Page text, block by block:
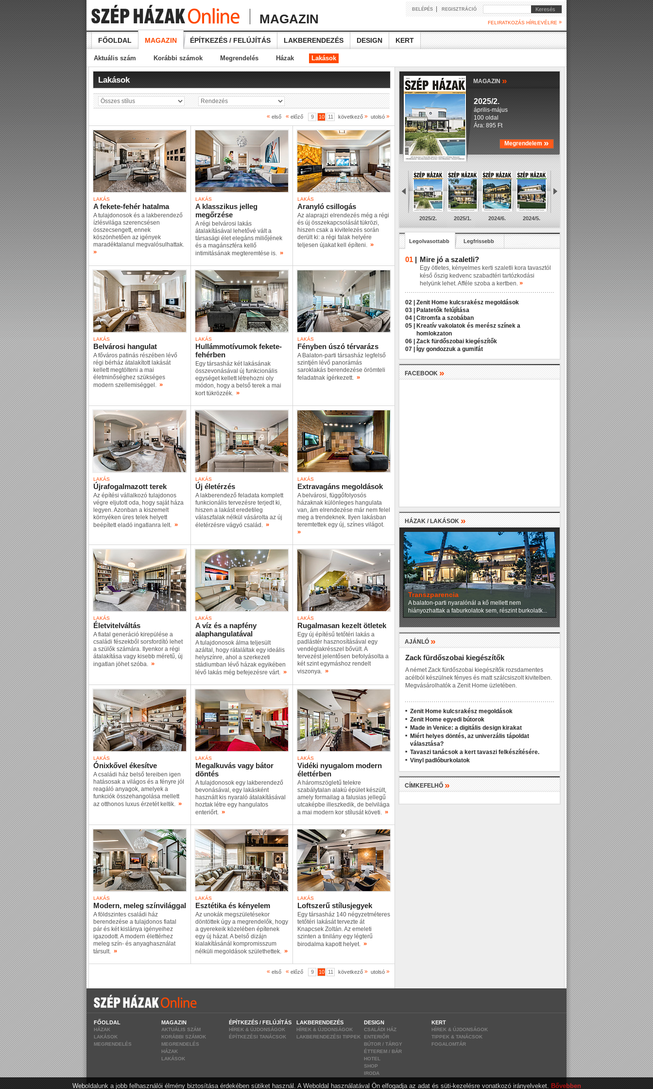
MAGAZIN
BELÉPÉS| REGISZTRÁCIÓ Keresés
FELIRATKOZÁS HÍRLEVÉLRE »
FŐOLDAL MAGAZIN ÉPÍTKEZÉS / FELÚJÍTÁS LAKBERENDEZÉS DESIGN KERT
Aktuális szám Korábbi számok Megrendelés Házak Lakások
Lakások
« első « előző 9 10 11 következő » utolsó »
LAKÁS
A fekete-fehér hatalma
A tulajdonosok és a lakberendező
ízlésvilága szerencsésen
összecsengett, ennek
köszönhetően az igények
maradéktalanul megvalósulhattak.
»
LAKÁS
A klasszikus jelleg
megőrzése
A régi belvárosi lakás
átalakításával lehetővé vált a
társasági élet elegáns miliőjének
és a magánszféra kellő
intimitásának megteremtése is. »
LAKÁS
Aranyló csillogás
Az alaprajzi elrendezés még a régi
és új összekapcsolását tükrözi,
hiszen csak a kivitelezés során
derült ki: a régi falak helyére
teljesen újakat kell építeni. »
LAKÁS
Belvárosi hangulat
A főváros patinás részében lévő
régi bérház átalakított lakását
kellett megtölteni a mai
életminőséghez szükséges
modern szellemiséggel. »
LAKÁS
Hullámmotívumok fekete-
fehérben
Egy társasház két lakásának
összevonásával új funkcionális
egységet kellett létrehozni oly
módon, hogy a belső terek a mai
kort tükrözzék. »
LAKÁS
Fényben úszó térvarázs
A Balaton-parti társasház legfelső
szintjén lévő panorámás
saroklakás berendezése örömteli
feladatnak ígérkezett. »
LAKÁS
Újrafogalmazott terek
Az építési vállalkozó tulajdonos
végre eljutott oda, hogy saját háza
legyen. Azonban a kiszemelt
környéken üres telek helyett
beépített eladó ingatlanra lelt. »
LAKÁS
Új életérzés
A lakberendező feladata komplett
funkcionális tervezésre terjedt ki,
hiszen a lakást eredetileg
válaszfalak nélkül vásárolta az új
életérzésre vágyó család. »
LAKÁS
Extravagáns megoldások
A belvárosi, függőfolyosós
házaknak különleges hangulata
van, ám elrendezése már nem felel
meg a trendeknek. Ilyen lakásban
teremtettek egy új, színes világot.
»
LAKÁS
Életvitelváltás
A fiatal generáció kirepülése a
családi fészekből sorsfordító lehet
a szülők számára. Ilyenkor a régi
átalakítása vagy kisebb méretű, új
ingatlan jöhet szóba. »
LAKÁS
A víz és a napfény
alaphangulatával
A tulajdonosok álma teljesült
azáltal, hogy rátaláltak egy ideális
helyszínre, ahol a szerkezeti
stádiumban lévő házak egyikében
lévő lakás még befejezésre várt. »
LAKÁS
Rugalmasan kezelt ötletek
Egy új építésű tetőtéri lakás a
padlástér hasznosításával egy
vendéglakrésszel bővült. A
tervezést jelentősen befolyásolta a
két szint egymáshoz rendelt
viszonya. »
LAKÁS
Ónixkővel ékesítve
A családi ház belső tereiben igen
hatásosak a világos és a fényre jól
reagáló anyagok, amelyek a
funkciók összehangolása mellett
az otthonos luxus érzetét keltik. »
LAKÁS
Megalkuvás vagy bátor
döntés
A tulajdonosok egy lakberendező
bevonásával, egy lakásként
használt kis nyaraló átalakításával
hoztak létre egy hangulatos
enteriőrt. »
LAKÁS
Vidéki nyugalom modern
élettérben
A háromszögletű telekre
szabálytalan alakú épület készült,
amely formailag a falusias jellegű
utcaképbe illeszkedik, de belvilága
a mai modern kor stílusát követi. »
LAKÁS
Modern, meleg színvilággal
A földszintes családi ház
berendezése a tulajdonos fiatal
pár és két kislánya igényeihez
igazodott. A modern élettérhez
meleg szín- és anyaghasználat
társult. »
LAKÁS
Esztétika és kényelem
Az unokák megszületésekor
döntöttek úgy a megrendelők, hogy
a gyerekeik közelében építenek
egy új házat. A belső dizájn
kialakításánál kompromisszum
nélküli megoldások születhettek. »
LAKÁS
Loftszerű stílusjegyek
Egy társasház 140 négyzetméteres
tetőtéri lakását tervezte át
Knapcsek Zoltán. Az emeleti
szinten a tinilány egy légterű
birodalma kapott helyet. »
« első « előző 9 10 11 következő » utolsó »
MAGAZIN »
2025/2.
április-május
100 oldal
Ára: 895 Ft
Megrendelem »
2025/2. 2025/1. 2024/6. 2024/5.
Legolvasottabb Legfrissebb
01 | Mire jó a szaletli?
Egy ötletes, kényelmes kerti szaletli kora tavasztól
késő őszig kedvenc szabadtéri tartózkodási
helyünk lehet. Afféle szoba a kertben. »
02 |
Zenit Home kulcsrakész megoldások
03 |
Palatetők felújítása
04 |
Citromfa a szobában
05 |
Kreatív vakolatok és merész színek a
homlokzaton
06 |
Zack fürdőszobai kiegészítők
07 |
Így gondozzuk a gumifát
FACEBOOK»
HÁZAK / LAKÁSOK »
Transzparencia
A balaton-parti nyaralónál a kő mellett nem
hiányozhattak a faburkolatok sem, részint burkolatk...
AJÁNLÓ»
Zack fürdőszobai kiegészítők
A német Zack fürdőszobai kiegészítők rozsdamentes
acélból készülnek fényes és matt szálcsiszolt kivitelben.
Megvásárolhatók a Zenit Home üzletében.
Zenit Home kulcsrakész megoldások
Zenit Home egyedi bútorok
Made in Venice: a digitális design kirakat
Miért helyes döntés, az univerzális tápoldat
választása?
Tavaszi tanácsok a kert tavaszi felkészítésére.
Vinyl padlóburkolatok
CÍMKEFELHŐ»
FŐOLDAL
HÁZAK
LAKÁSOK
MEGRENDELÉS
MAGAZIN
AKTUÁLIS SZÁM
KORÁBBI SZÁMOK
MEGRENDELÉS
HÁZAK
LAKÁSOK
ÉPÍTKEZÉS / FELÚJÍTÁS
HÍREK & ÚJDONSÁGOK
ÉPÍTKEZÉSI TANÁCSOK
LAKBERENDEZÉS
HÍREK & ÚJDONSÁGOK
LAKBERENDEZÉSI TIPPEK
DESIGN
CSALÁDI HÁZ
ENTERIŐR
BÚTOR / TÁRGY
ÉTTEREM / BÁR
HOTEL
SHOP
IRODA
KERT
HÍREK & ÚJDONSÁGOK
TIPPEK & TANÁCSOK
FOGALOMTÁR
Weboldalunk a jobb felhasználói élmény biztosítása érdekében sütiket használ. A Weboldal használatával Ön elfogadja az adat és süti-kezelésre vonatkozó irányelveket. Bővebben